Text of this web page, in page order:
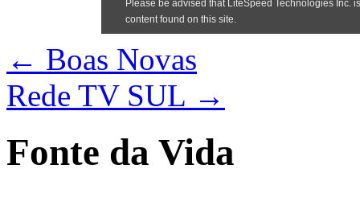
← Boas Novas
Rede TV SUL →
Fonte da Vida